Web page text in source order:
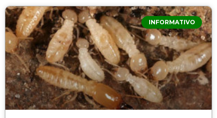
INFORMATIVO